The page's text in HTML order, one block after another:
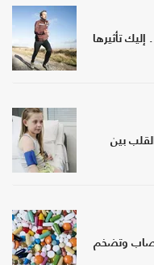
تأثيرها
بين
وتضخم